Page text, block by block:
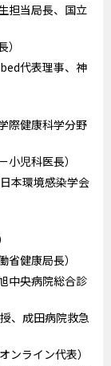
担当局長、国立
代表理事、神
際健康科学分野
児科医長）
本環境感染学会
健康局長）
中央病院総合診
、成田病院救急
ライン代表）